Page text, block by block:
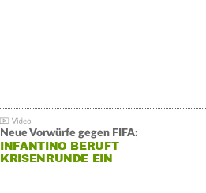
Neue Vorwürfe gegen FIFA:
INFANTINO BERUFT
KRISENRUNDE EIN